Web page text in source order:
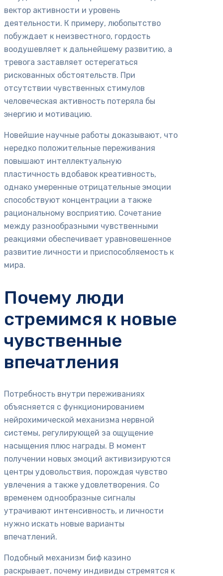
вектор активности и уровень
деятельности. К примеру, любопытство
побуждает к неизвестного, гордость
воодушевляет к дальнейшему развитию, а
тревога заставляет остерегаться
рискованных обстоятельств. При
отсутствии чувственных стимулов
человеческая активность потеряла бы
энергию и мотивацию.
Новейшие научные работы доказывают, что
нередко положительные переживания
повышают интеллектуальную
пластичность вдобавок креативность,
однако умеренные отрицательные эмоции
способствуют концентрации а также
рациональному восприятию. Сочетание
между разнообразными чувственными
реакциями обеспечивает уравновешенное
развитие личности и приспособляемость к
мира.
Почему люди
стремимся к новые
чувственные
впечатления
Потребность внутри переживаниях
объясняется с функционированием
нейрохимической механизма нервной
системы, регулирующей за ощущение
насыщения плюс награды. В момент
получении новых эмоций активизируются
центры удовольствия, порождая чувство
увлечения а также удовлетворения. Со
временем однообразные сигналы
утрачивают интенсивность, и личности
нужно искать новые варианты
впечатлений.
Подобный механизм биф казино
раскрывает, почему индивиды стремятся к